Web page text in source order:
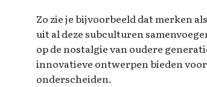
Zo zie je bijvoorbeeld dat merken
uit al deze subculturen
op de nostalgie van oudere
innovatieve ontwerpen bieden
onderscheiden.